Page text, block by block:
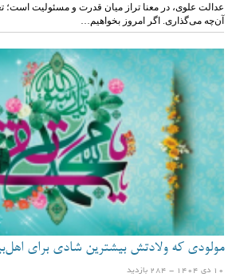
عدالت علوی، در معنا تراز میان قدرت و مسئولیت است؛
آن‌چه می‌گذاری. اگر امروز بخواهیم…
مولودی که ولادتش بیشترین شادی برای
10 دی 1404 - 284 بازدید